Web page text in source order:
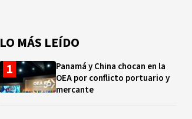
LO MÁS LEÍDO
Panamá y China chocan en la
OEA por conflicto portuario y
mercante